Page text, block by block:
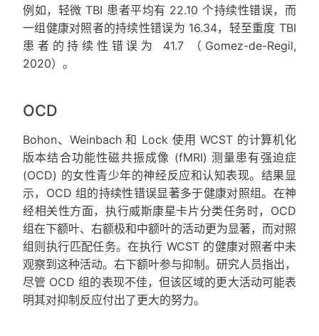
例如，轻微 TBI 患者平均有 22.10 个持续性错误，而
一组健康对照者的持续性错误为 16.34，轻至重度 TBI
患者的持续性错误为 41.7 （Gomez-de-Regil,
2020）。
OCD
Bohon、Weinbach 和 Lock 使用 WCST 的计算机化
版本结合功能性磁共振成像 (fMRI) 测量患有强迫症
(OCD) 的女性青少年的神经反应和认知表现。结果显
示，OCD 组的持续性错误显著多于健康对照组。在神
经相关性方面，执行威斯康星卡片分类任务时，OCD
组在下额叶、右额极和中额叶的活动更为显著，而对照
组则执行匹配任务。在执行 WCST 的健康对照者中未
观察到这种活动。右下额叶参与抑制。研究人员指出，
尽管 OCD 组的表现不佳，但该区域的更大活动可能表
明其对抑制反应付出了更大的努力。